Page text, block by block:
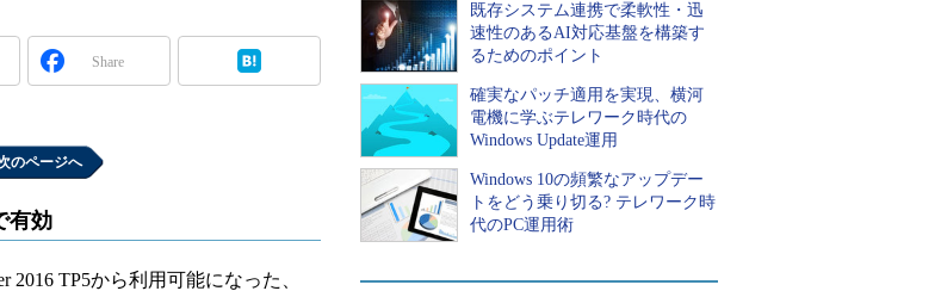
Master of IP Network
Test & Tools
Share
のページへ
有効
TP5から利用可能になった、
既存システム連携で柔軟性・迅
速性のあるAI対応基盤を構築す
るためのポイント
確実なパッチ適用を実現、横河
電機に学ぶテレワーク時代の
Windows Update運用
Windows 10の頻繁なアップデー
トをどう乗り切る? テレワーク時
代のPC運用術